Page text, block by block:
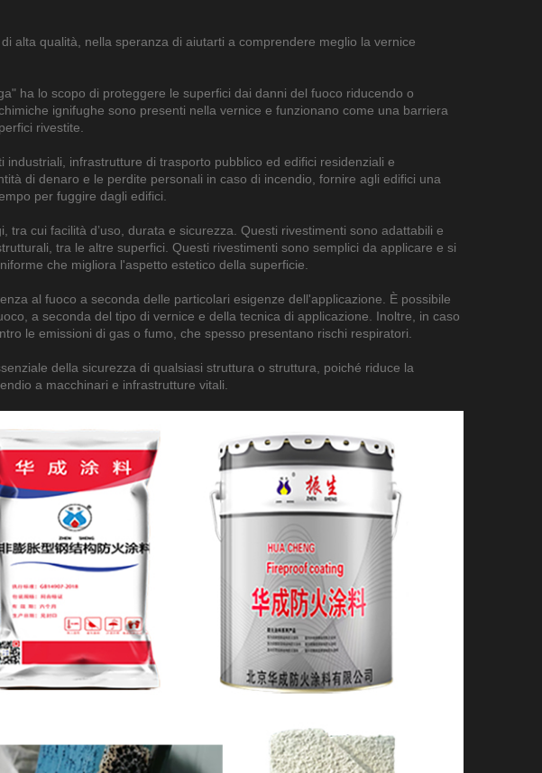
alta qualità, nella speranza di aiutarti a comprendere meglio la vernice
ha lo scopo di proteggere le superfici dai danni del fuoco riducendo o
ignifughe sono presenti nella vernice e funzionano come una barriera
rivestite.
infrastrutture di trasporto pubblico ed edifici residenziali e
di denaro e le perdite personali in caso di incendio, fornire agli edifici una
per fuggire dagli edifici.
tra cui facilità d’uso, durata e sicurezza. Questi rivestimenti sono adattabili e
tra le altre superfici. Questi rivestimenti sono semplici da applicare e si
che migliora l'aspetto estetico della superficie.
al fuoco a seconda delle particolari esigenze dell'applicazione. È possibile
a seconda del tipo di vernice e della tecnica di applicazione. Inoltre, in caso
le emissioni di gas o fumo, che spesso presentano rischi respiratori.
della sicurezza di qualsiasi struttura o struttura, poiché riduce la
a macchinari e infrastrutture vitali.